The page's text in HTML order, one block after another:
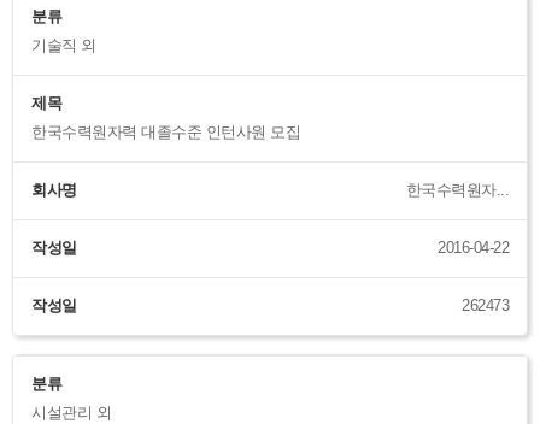
분류
기술직 외
제목
한국수력원자력 대졸수준 인턴사원 모집
회사명 한국수력원자...
작성일 2016-04-22
작성일 262473
분류
시설관리 외